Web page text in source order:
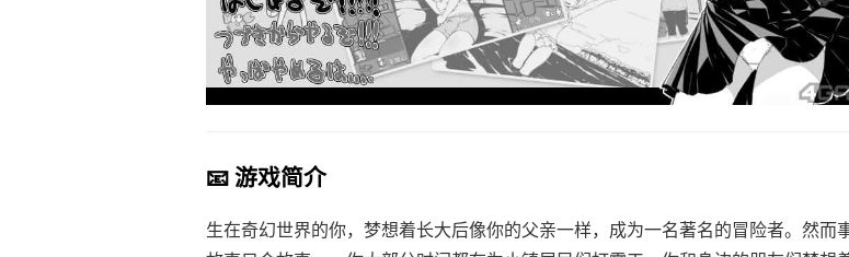
📧 游戏简介
生在奇幻世界的你，梦想着长大后像你的父亲一样，成为一名著名的冒险者。然而